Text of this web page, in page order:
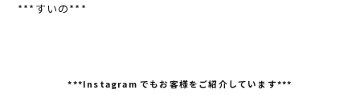
***すいの***
***Instagramでもお客様をご紹介しています***